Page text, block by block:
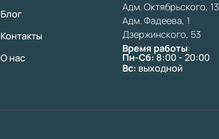
Блог
Контакты
О нас
Адм. Октябрьского, 13
Адм. Фадеева, 1
Дзержинского, 53
Время работы:
Пн-Сб:8:00 - 20:00
Вс: выходной